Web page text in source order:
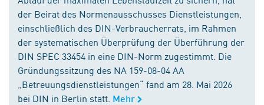
der Beirat des Normenausschusses Dienstleistungen,
einschließlich des DIN-Verbraucherrats, im Rahmen
der systematischen Überprüfung der Überführung der
DIN SPEC 33454 in eine DIN-Norm zugestimmt. Die
Gründungssitzung des NA 159-08-04 AA
„Betreuungsdienstleistungen“ fand am 28. Mai 2026
bei DIN in Berlin statt. Mehr